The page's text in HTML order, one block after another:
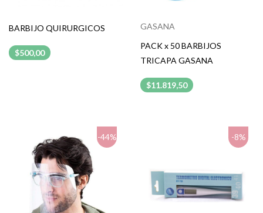
BARBIJO QUIRURGICOS
$500,00
GASANA
PACK x 50 BARBIJOS
TRICAPA GASANA
$11.819,50
-44% -8%